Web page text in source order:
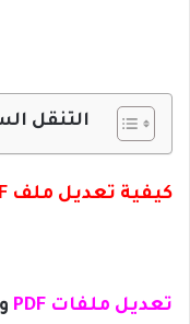
التنقل
كيفية تعديل ملف PDF
تعديل ملفات PDF